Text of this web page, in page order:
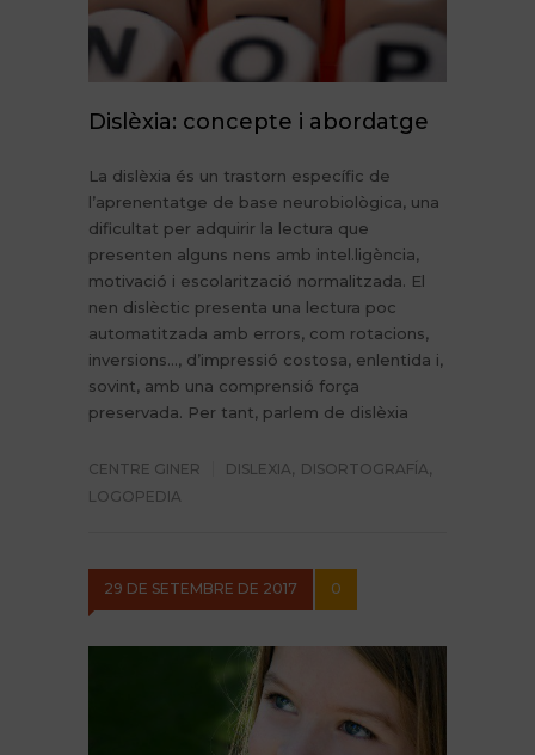
Dislèxia: concepte i abordatge
La dislèxia és un trastorn específic de
l’aprenentatge de base neurobiològica, una
dificultat per adquirir la lectura que
presenten alguns nens amb intel.ligència,
motivació i escolarització normalitzada. El
nen dislèctic presenta una lectura poc
automatitzada amb errors, com rotacions,
inversions…, d’impressió costosa, enlentida i,
sovint, amb una comprensió força
preservada. Per tant, parlem de dislèxia
CENTRE GINER DISLEXIA DISORTOGRAFÍA
LOGOPEDIA
29 DE SETEMBRE DE 2017 0